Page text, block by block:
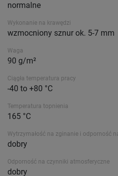
normalne
Wykonanie na krawędzi
wzmocniony sznur ok. 5-7 mm
Waga
90 g/m²
Ciągła temperatura pracy
-40 to +80 °C
Temperatura topnienia
165 °C
Wytrzymałość na zginanie i odporność
dobry
Odporność na czynniki atmosferyczne
dobry